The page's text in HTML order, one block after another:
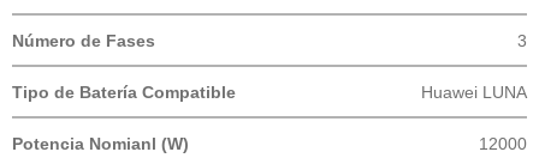
Número de Fases 3
Tipo de Batería Compatible Huawei LUNA
Potencia Nomianl (W) 12000